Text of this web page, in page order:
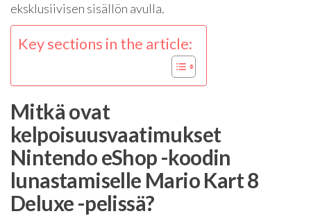
eksklusiivisen sisällön avulla.
Key sections in the article:
Mitkä ovat
kelpoisuusvaatimukset
Nintendo eShop -koodin
lunastamiselle Mario Kart 8
Deluxe -pelissä?